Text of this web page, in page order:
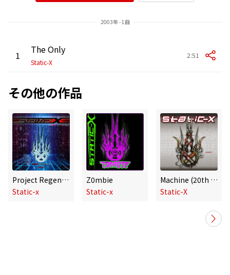
2003年 - 1曲
1 The Only
Static-X
2:51
その他の作品
Project Regeneration, Vol. 2
Static-x
Z0mbie
Static-x
Machine (20th Anniversary Edition) [2022 Remaster]
Static-X